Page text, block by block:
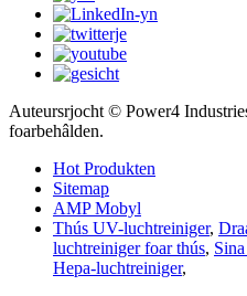
Auteursrjocht © Power4
foarbehâlden.
Hot Produkten
Sitemap
AMP Mobyl
Thús UV-luchtreiniger,
luchtreiniger foar thús,
Hepa-luchtreiniger,